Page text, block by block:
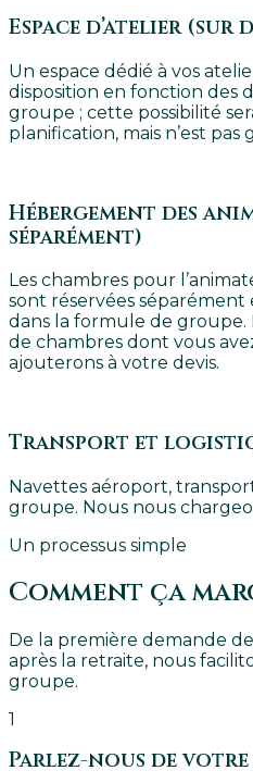
Espace d’atelier (sur
Un espace dédié à vos
disposition en fonction des
groupe ; cette possibilité
planification, mais n’est pas
Hébergement des
séparément)
Les chambres pour
sont réservées séparément
dans la formule de
de chambres dont vous
ajouterons à votre devis.
Transport et
Navettes aéroport,
groupe. Nous nous
Un processus simple
Comment ça
De la première demande
après la retraite, nous
groupe.
1
Parlez-nous de